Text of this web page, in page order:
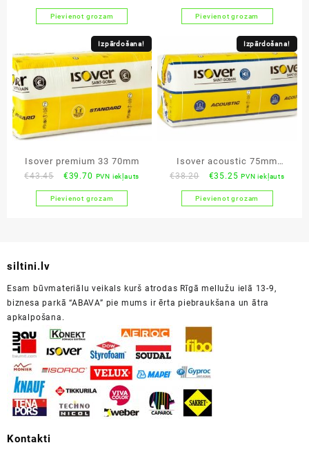
price
was:
€43.75.
price
is:
€38.70.
Pievienot grozam
price
was:
€39.55.
price
is:
€37.90.
Pievienot grozam
Izpārdošana!
Isover premium 33 70mm
€43.45
Original
price
was:
€39.70 Current
price
is:
PVN iekļauts
Pievienot grozam
Izpārdošana!
Isover acoustic 75mm
(KL40) paka: 11.19m²
€38.20
Original
price
was:
€35.25Current
price
is:
PVN iekļauts
Pievienot grozam
siltini.lv
Esam būvmateriālu veikals kurš atrodas Rīgā mellužu ielā 13-9,
biznesa parkā “ABAVA” pie mums ir ērta piebraukšana un ātra
apkalpošana.
Kontakti